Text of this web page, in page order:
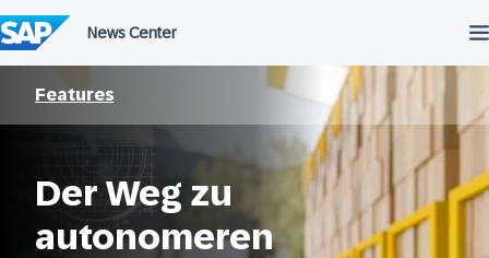
Features
Der Weg zu
autonomeren